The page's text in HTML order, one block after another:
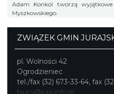
Adam Konkol tworzą
Myszkowskiego.
ZWIĄZEK GMIN
pl. Wolności 42
Ogrodzieniec
tel./fax (32) 673-33-64, fax
biuro@jura.info.pl